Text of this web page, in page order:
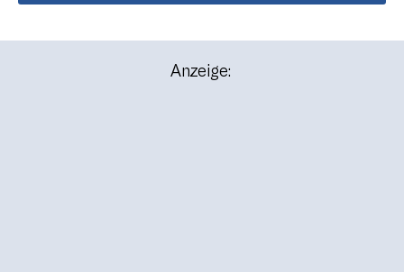
Anzeige: